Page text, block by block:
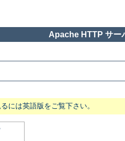
Apache HTTP サー
には英語版をご覧下さい。